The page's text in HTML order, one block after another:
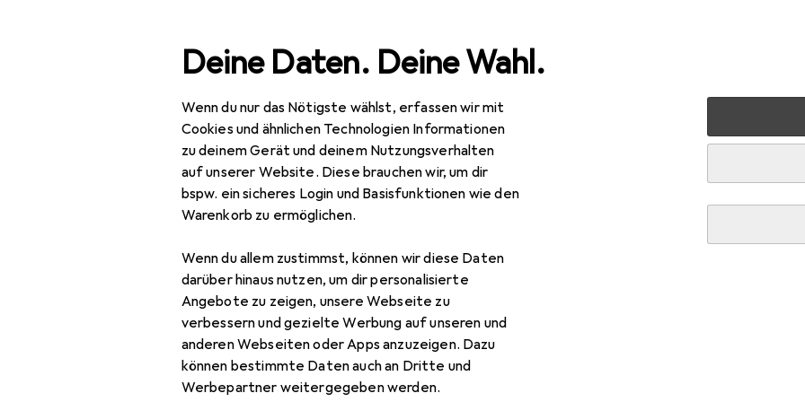
Deine Daten. Deine Wahl.
Wenn du nur das Nötigste wählst, erfassen wir mit
Cookies und ähnlichen Technologien Informationen
zu deinem Gerät und deinem Nutzungsverhalten
auf unserer Website. Diese brauchen wir, um dir
bspw. ein sicheres Login und Basisfunktionen wie den
Warenkorb zu ermöglichen.
Wenn du allem zustimmst, können wir diese Daten
darüber hinaus nutzen, um dir personalisierte
Angebote zu zeigen, unsere Webseite zu
verbessern und gezielte Werbung auf unseren und
anderen Webseiten oder Apps anzuzeigen. Dazu
können bestimmte Daten auch an Dritte und
Werbepartner weitergegeben werden.
Navigation nach Kategorien Gesamtsortiment Wohnen Möbel VCM Holz Stand
EUR
63,50
Zubehör für VCM Holz Stand
Hier findest du passendes Zubehör zum Produkt VCM Holz Stand Treppenregal 6